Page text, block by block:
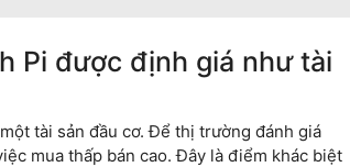
Pi được định giá như tài
tài sản đầu cơ. Để thị trường đánh giá
mua thấp bán cao. Đây là điểm khác biệt